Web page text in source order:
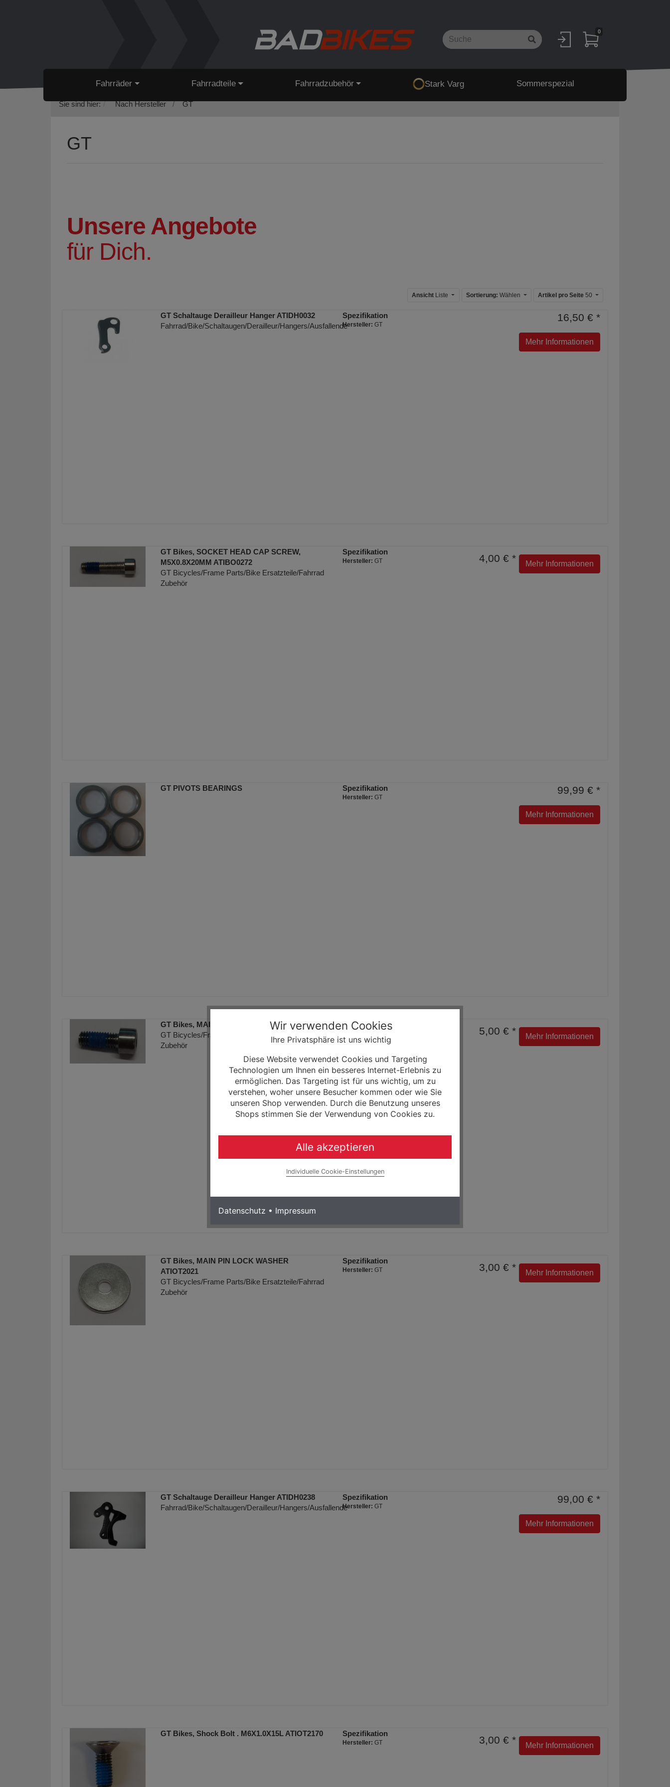
0
Fahrräder Fahrradteile Fahrradzubehör Stark Varg Sommerspezial
Sie sind hier: Nach Hersteller GT
GT
Unsere Angebote
für Dich.
Ansicht Liste Sortierung: Wählen Artikel pro Seite 50
GT Schaltauge Derailleur Hanger ATIDH0032
Fahrrad/Bike/Schaltaugen/Derailleur/Hangers/Ausfallende
Spezifikation
Hersteller: GT
16,50 € *
Mehr Informationen
GT Bikes, SOCKET HEAD CAP SCREW,
M5X0.8X20MM ATIBO0272
GT Bicycles/Frame Parts/Bike Ersatzteile/Fahrrad
Zubehör
Spezifikation
Hersteller: GT 4,00 € * Mehr Informationen
GT PIVOTS BEARINGS Spezifikation
Hersteller: GT
99,99 € *
Mehr Informationen
GT Bikes, MAIN PIN LOCK BOLT ATIOT2022
GT Bicycles/Frame Parts/Bike Ersatzteile/Fahrrad
Zubehör
Spezifikation
5,00 € * Mehr Informationen
GT Bikes, MAIN PIN LOCK WASHER
ATIOT2021
GT Bicycles/Frame Parts/Bike Ersatzteile/Fahrrad
Zubehör
Spezifikation
Hersteller: GT 3,00 € * Mehr Informationen
GT Schaltauge Derailleur Hanger ATIDH0238
Fahrrad/Bike/Schaltaugen/Derailleur/Hangers/Ausfallende
Spezifikation
Hersteller: GT
99,00 € *
Mehr Informationen
GT Bikes, Shock Bolt . M6X1.0X15L ATIOT2170 Spezifikation
Hersteller: GT 3,00 € * Mehr Informationen
Wir verwenden Cookies
Ihre Privatsphäre ist uns wichtig
Diese Website verwendet Cookies und Targeting
Technologien um Ihnen ein besseres Internet-Erlebnis zu
ermöglichen. Das Targeting ist für uns wichtig, um zu
verstehen, woher unsere Besucher kommen oder wie Sie
unseren Shop verwenden. Durch die Benutzung unseres
Shops stimmen Sie der Verwendung von Cookies zu.
Alle akzeptieren
Individuelle Cookie-Einstellungen
Datenschutz • Impressum